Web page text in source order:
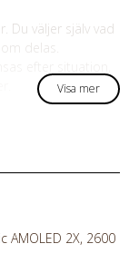
Du väljer själv vad
delas.
Visa mer
AMOLED 2X, 2600